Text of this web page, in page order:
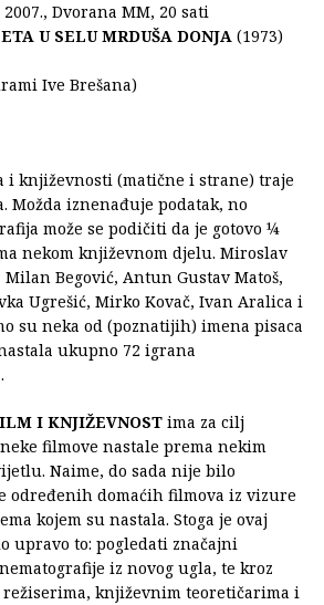
Dvorana MM, 20 sati
U SELU MRDUŠA DONJA (1973)
Ive Brešana)
i književnosti (matične i strane) traje
Možda iznenađuje podatak, no
može se podičiti da je gotovo ¼
nekom književnom djelu. Miroslav
Begović, Antun Gustav Matoš,
Ugrešić, Mirko Kovač, Ivan Aralica i
su neka od (poznatijih) imena pisaca
ukupno 72 igrana
I KNJIŽEVNOST ima za cilj
filmove nastale prema nekim
Naime, do sada nije bilo
određenih domaćih filmova iz vizure
kojem su nastala. Stoga je ovaj
upravo to: pogledati značajni
iz novog ugla, te kroz
režiserima, književnim teoretičarima i